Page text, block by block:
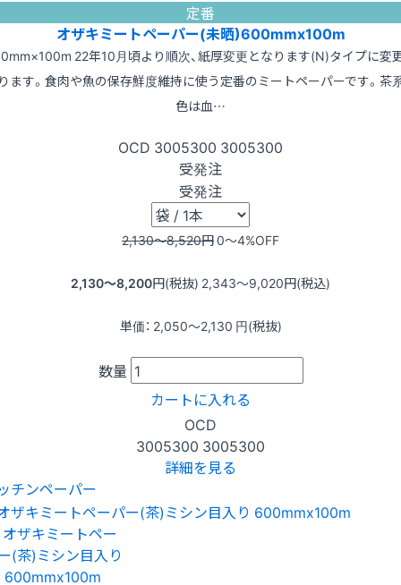
定番
オザキミートペーパー(未晒)600mmx100m
22年10月頃より順次、紙厚変更となります(N)タイプに変
ます。食肉や魚の保存鮮度維持に使う定番のミートペーパーです。茶
色は血…
OCD 3005300 3005300
受発注
受発注
2,130〜8,520円0〜4%OFF
2,130〜8,200円(税抜) 2,343〜9,020円(税込)
単価： 2,050〜2,130 円(税抜)
数量
カートに入れる
OCD
3005300 3005300
詳細を見る
チンペーパー